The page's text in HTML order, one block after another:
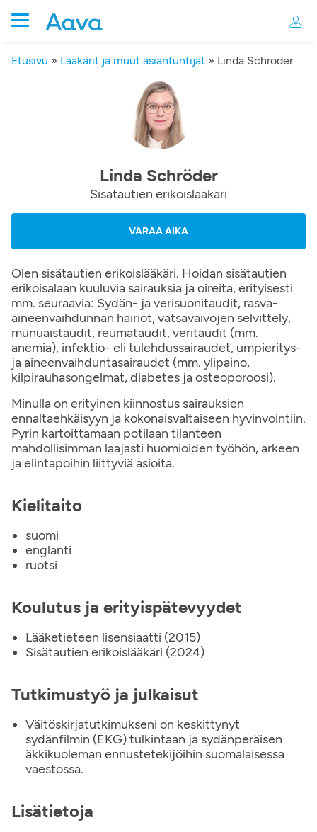
Etusivu » Lääkärit ja muut asiantuntijat » Linda Schröder
Linda Schröder
Sisätautien erikoislääkäri
VARAA AIKA
Olen sisätautien erikoislääkäri. Hoidan sisätautien
erikoisalaan kuuluvia sairauksia ja oireita, erityisesti
mm. seuraavia: Sydän- ja verisuonitaudit, rasva-
aineenvaihdunnan häiriöt, vatsavaivojen selvittely,
munuaistaudit, reumataudit, veritaudit (mm.
anemia), infektio- eli tulehdussairaudet, umpieritys-
ja aineenvaihduntasairaudet (mm. ylipaino,
kilpirauhasongelmat, diabetes ja osteoporoosi).
Minulla on erityinen kiinnostus sairauksien
ennaltaehkäisyyn ja kokonaisvaltaiseen hyvinvointiin.
Pyrin kartoittamaan potilaan tilanteen
mahdollisimman laajasti huomioiden työhön, arkeen
ja elintapoihin liittyviä asioita.
Kielitaito
suomi
englanti
ruotsi
Koulutus ja erityispätevyydet
Lääketieteen lisensiaatti (2015)
Sisätautien erikoislääkäri (2024)
Tutkimustyö ja julkaisut
Väitöskirjatutkimukseni on keskittynyt
sydänfilmin (EKG) tulkintaan ja sydänperäisen
äkkikuoleman ennustetekijöihin suomalaisessa
väestössä.
Lisätietoja